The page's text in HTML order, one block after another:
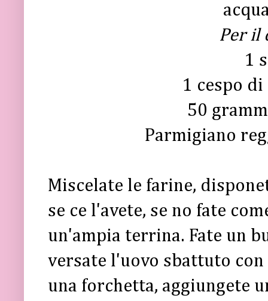
Per il
1
1 cespo
50
Parmigiano
Miscelate le farine,
se ce l'avete, se no fate
un'ampia terrina. Fate un
versate l'uovo sbattuto
una forchetta, aggiungete